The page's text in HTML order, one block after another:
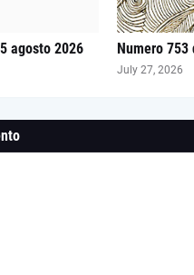
agosto 2026 Numero
July 27, 2026